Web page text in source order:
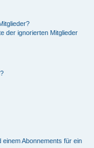
der ignorierten Mitglieder
Abonnements für ein